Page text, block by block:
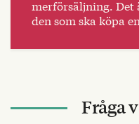
merförsäljning. Det
den som ska köpa
Fråga